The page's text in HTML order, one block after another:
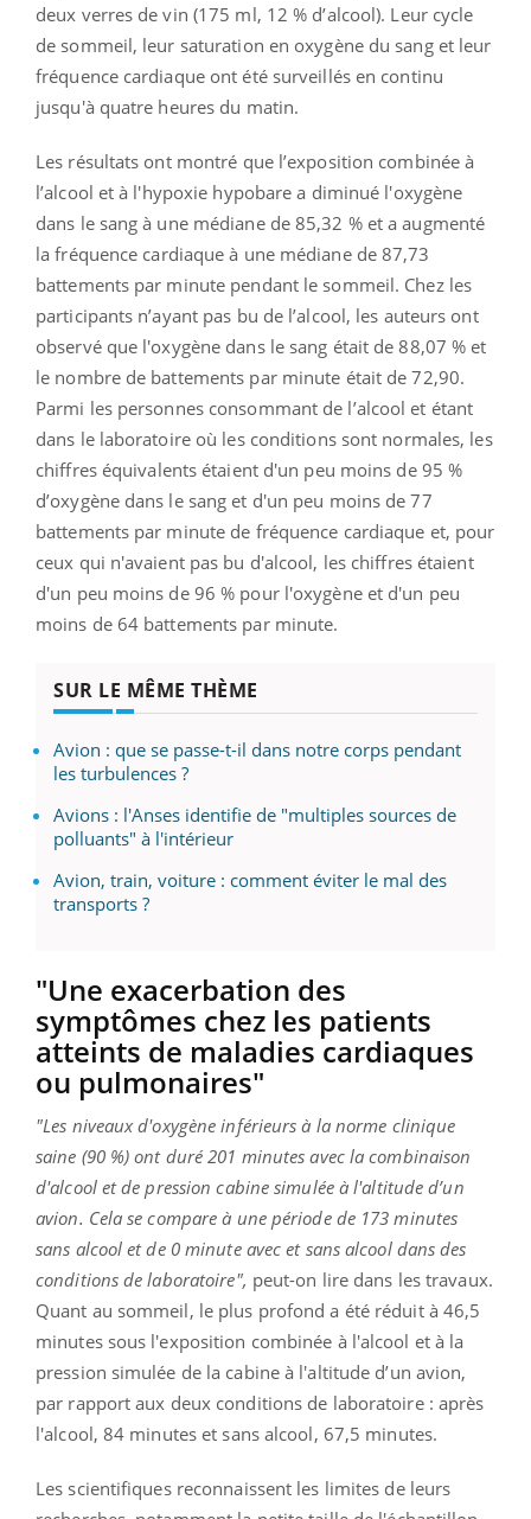
deux verres de vin (175 ml, 12 % d’alcool). Leur cycle
de sommeil, leur saturation en oxygène du sang et leur
fréquence cardiaque ont été surveillés en continu
jusqu'à quatre heures du matin.
Les résultats ont montré que l’exposition combinée à
l’alcool et à l'hypoxie hypobare a diminué l'oxygène
dans le sang à une médiane de 85,32 % et a augmenté
la fréquence cardiaque à une médiane de 87,73
battements par minute pendant le sommeil. Chez les
participants n’ayant pas bu de l’alcool, les auteurs ont
observé que l'oxygène dans le sang était de 88,07 % et
le nombre de battements par minute était de 72,90.
Parmi les personnes consommant de l’alcool et étant
dans le laboratoire où les conditions sont normales, les
chiffres équivalents étaient d'un peu moins de 95 %
d’oxygène dans le sang et d'un peu moins de 77
battements par minute de fréquence cardiaque et, pour
ceux qui n'avaient pas bu d'alcool, les chiffres étaient
d'un peu moins de 96 % pour l'oxygène et d'un peu
moins de 64 battements par minute.
SUR LE MÊME THÈME
Avion : que se passe-t-il dans notre corps pendant
les turbulences ?
Avions : l'Anses identifie de "multiples sources de
polluants" à l'intérieur
Avion, train, voiture : comment éviter le mal des
transports ?
"Une exacerbation des
symptômes chez les patients
atteints de maladies cardiaques
ou pulmonaires"
"Les niveaux d'oxygène inférieurs à la norme clinique
saine (90 %) ont duré 201 minutes avec la combinaison
d'alcool et de pression cabine simulée à l'altitude d’un
avion. Cela se compare à une période de 173 minutes
sans alcool et de 0 minute avec et sans alcool dans des
conditions de laboratoire", peut-on lire dans les travaux.
Quant au sommeil, le plus profond a été réduit à 46,5
minutes sous l'exposition combinée à l'alcool et à la
pression simulée de la cabine à l'altitude d’un avion,
par rapport aux deux conditions de laboratoire : après
l'alcool, 84 minutes et sans alcool, 67,5 minutes.
Les scientifiques reconnaissent les limites de leurs